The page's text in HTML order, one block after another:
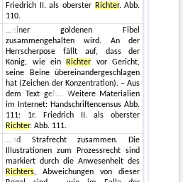
Friedrich II. als oberster Richter. Abb.
110.
einer goldenen Fibel
zusammengehalten wird. An der
Herrscherpose fällt auf, dass der
König, wie ein
Richter vor Gericht,
seine Beine übereinandergeschlagen
hat (Zeichen der Konzentration). – Aus
dem Text geh
Weitere Materialien
im Internet: Handschriftencensus Abb.
111: 1r. Friedrich II. als oberster
Richter. Abb. 111.
nd Strafrecht zusammen. Die
Illustrationen zum Prozessrecht sind
markiert durch die Anwesenheit des
Richters, Abweichungen von dieser